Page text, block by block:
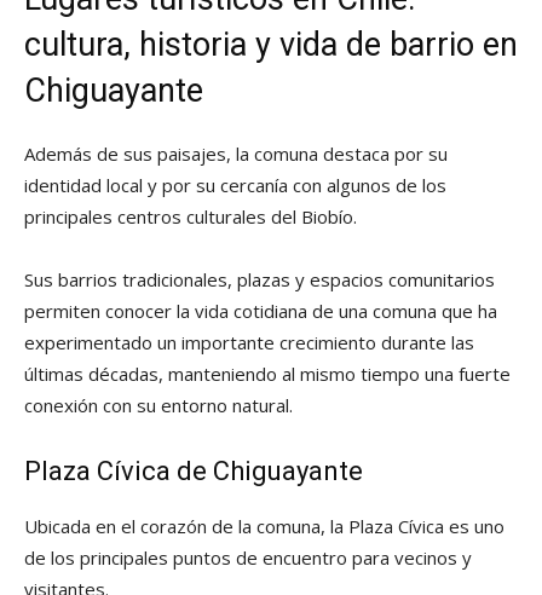
cultura, historia y vida de barrio en
Chiguayante
Además de sus paisajes, la comuna destaca por su
identidad local y por su cercanía con algunos de los
principales centros culturales del Biobío.
Sus barrios tradicionales, plazas y espacios comunitarios
permiten conocer la vida cotidiana de una comuna que ha
experimentado un importante crecimiento durante las
últimas décadas, manteniendo al mismo tiempo una fuerte
conexión con su entorno natural.
Plaza Cívica de Chiguayante
Ubicada en el corazón de la comuna, la Plaza Cívica es uno
de los principales puntos de encuentro para vecinos y
visitantes.